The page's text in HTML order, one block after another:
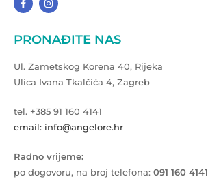
PRONAĐITE NAS
Ul. Zametskog Korena 40, Rijeka
Ulica Ivana Tkalčića 4, Zagreb
tel. +385 91 160 4141
email: info@angelore.hr
Radno vrijeme:
po dogovoru, na broj telefona: 091 160 4141